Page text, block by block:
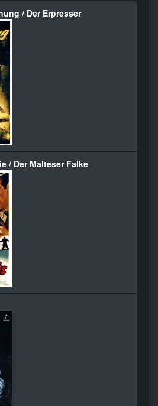
/ Der Erpresser
/ Der Malteser Falke